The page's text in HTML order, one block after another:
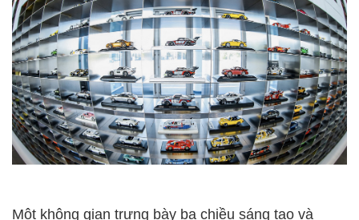
Một không gian trưng bày ba chiều sáng tạo và